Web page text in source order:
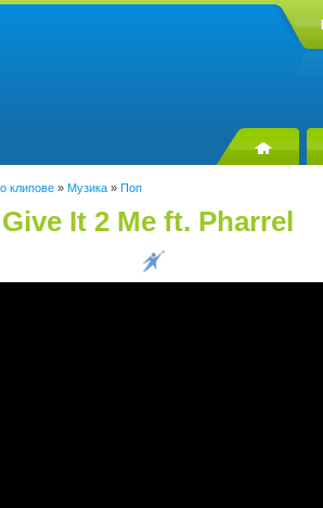
клипове » Музика » Поп
It 2 Me ft. Pharrel